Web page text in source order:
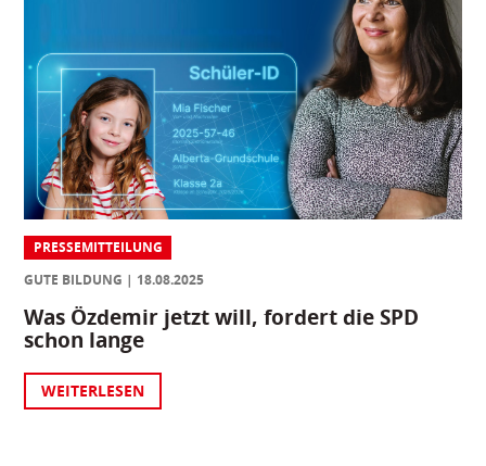
PRESSEMITTEILUNG
GUTE BILDUNG
18.08.2025
Was Özdemir jetzt will, fordert die SPD
schon lange
WEITERLESEN